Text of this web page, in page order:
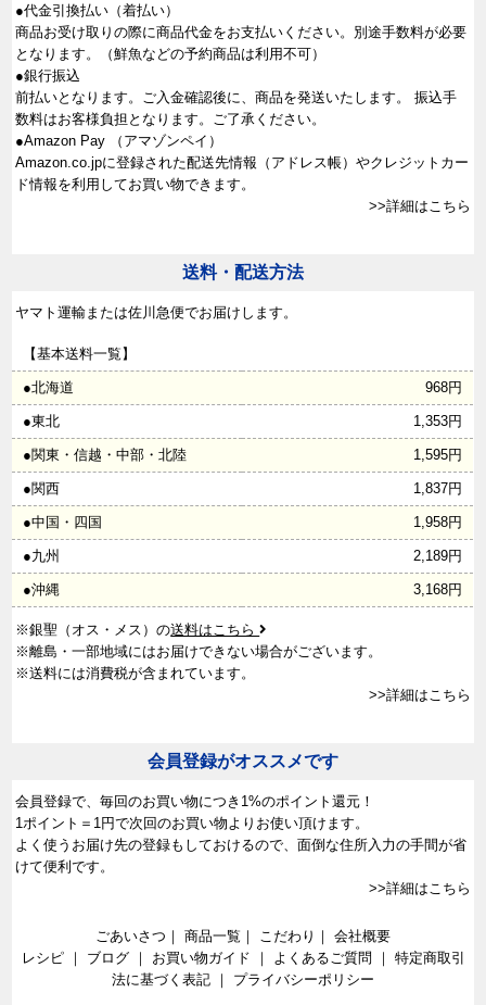
●代金引換払い（着払い）
商品お受け取りの際に商品代金をお支払いください。別途手数料が必要
となります。（鮮魚などの予約商品は利用不可）
●銀行振込
前払いとなります。ご入金確認後に、商品を発送いたします。 振込手
数料はお客様負担となります。ご了承ください。
●Amazon Pay （アマゾンペイ）
Amazon.co.jpに登録された配送先情報（アドレス帳）やクレジットカー
ド情報を利用してお買い物できます。
>>詳細はこちら
送料・配送方法
ヤマト運輸または佐川急便でお届けします。
【基本送料一覧】
●北海道 968円
●東北 1,353円
●関東・信越・中部・北陸 1,595円
●関西 1,837円
●中国・四国 1,958円
●九州 2,189円
●沖縄 3,168円
※銀聖（オス・メス）の送料はこちら
※離島・一部地域にはお届けできない場合がございます。
※送料には消費税が含まれています。
>>詳細はこちら
会員登録がオススメです
会員登録で、毎回のお買い物につき1%のポイント還元！
1ポイント＝1円で次回のお買い物よりお使い頂けます。
よく使うお届け先の登録もしておけるので、面倒な住所入力の手間が省
けて便利です。
>>詳細はこちら
ごあいさつ ｜ 商品一覧 ｜ こだわり ｜ 会社概要
レシピ｜ ブログ｜ お買い物ガイド ｜ よくあるご質問 ｜ 特定商取引
法に基づく表記 ｜ プライバシーポリシー